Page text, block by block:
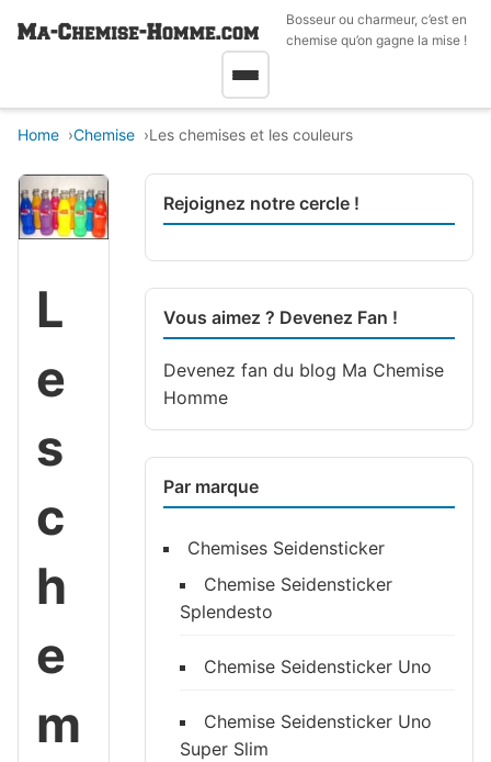
Bosseur ou charmeur, c’est en
chemise qu’on gagne la mise !
Home Chemise Les chemises et les couleurs
L
e
s
c
h
e
m
Rejoignez notre cercle !
Vous aimez ? Devenez Fan !
Devenez fan du blog Ma Chemise
Homme
Par marque
Chemises Seidensticker
Chemise Seidensticker
Splendesto
Chemise Seidensticker Uno
Chemise Seidensticker Uno
Super Slim